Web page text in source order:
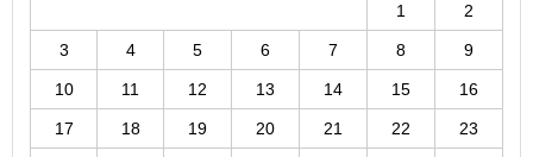
1 2
3 4 5 6 7 8 9
10 11 12 13 14 15 16
17 18 19 20 21 22 23